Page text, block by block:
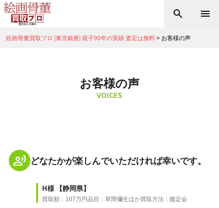
絵画骨董買取プロ |東京銀座| 親子90年の実績 査定は無料> お客様の声
お客様の声
VOICES
どなたかが楽しんでいただければ幸いです。
H様 【静岡県】
買取額：107万円品目：草間彌生ほか買取方法：鑑定会